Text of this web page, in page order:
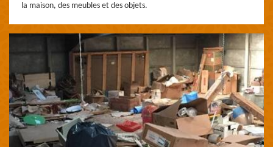
la maison, des meubles et des objets.